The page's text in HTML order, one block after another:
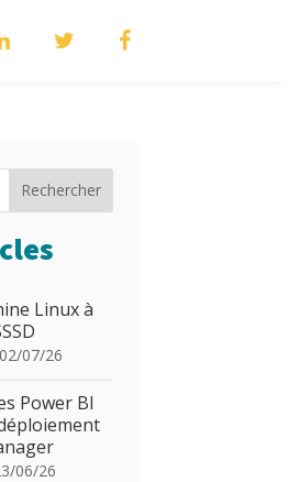
Rechercher
Linux à
02/07/26
Power BI
06/26